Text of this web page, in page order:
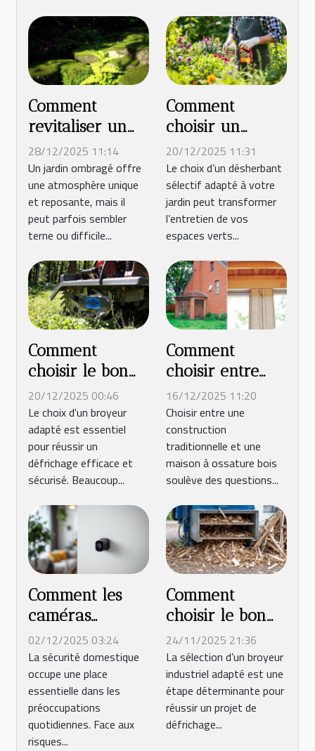
Comment
revitaliser un
jardin ombragé
naturellement ?
28/12/2025 11:14
Un jardin ombragé offre
une atmosphère unique
et reposante, mais il
peut parfois sembler
terne ou difficile...
Comment
choisir un
désherbant
sélectif adapté à
votre jardin ?
20/12/2025 11:31
Le choix d’un désherbant
sélectif adapté à votre
jardin peut transformer
l’entretien de vos
espaces verts...
Comment
choisir le bon
broyeur pour
votre prochain
défrichage ?
20/12/2025 00:46
Le choix d'un broyeur
adapté est essentiel
pour réussir un
défrichage efficace et
sécurisé. Beaucoup...
Comment
choisir entre
construction
traditionnelle et
maison ossature
bois ?
16/12/2025 11:20
Choisir entre une
construction
traditionnelle et une
maison à ossature bois
soulève des questions...
Comment les
caméras
discrètes
améliorent-
elles la sécurité
domestique ?
02/12/2025 03:24
La sécurité domestique
occupe une place
essentielle dans les
préoccupations
quotidiennes. Face aux
risques...
Comment
choisir le bon
broyeur
industriel pour
votre projet de
défrichage ?
24/11/2025 21:36
La sélection d’un broyeur
industriel adapté est une
étape déterminante pour
réussir un projet de
défrichage...